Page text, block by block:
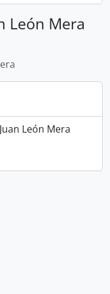
León Mera
León Mera